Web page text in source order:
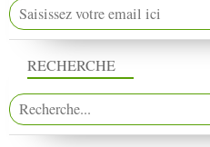
RECHERCHE